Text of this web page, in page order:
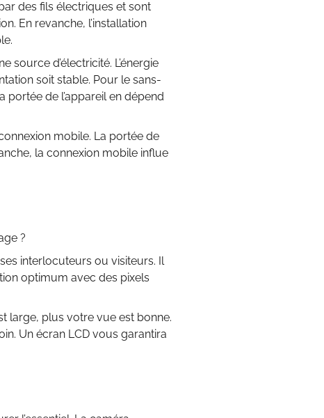
des fils électriques et sont
En revanche, l’installation
source d’électricité. L’énergie
soit stable. Pour le sans-
portée de l’appareil en dépend
mobile. La portée de
la connexion mobile influe
?
interlocuteurs ou visiteurs. Il
optimum avec des pixels
large, plus votre vue est bonne.
Un écran LCD vous garantira